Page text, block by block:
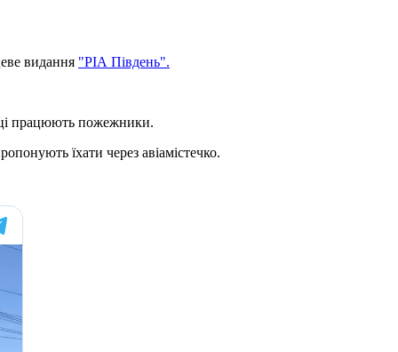
видання "РІА Південь".
працюють пожежники.
їхати через авіамістечко.